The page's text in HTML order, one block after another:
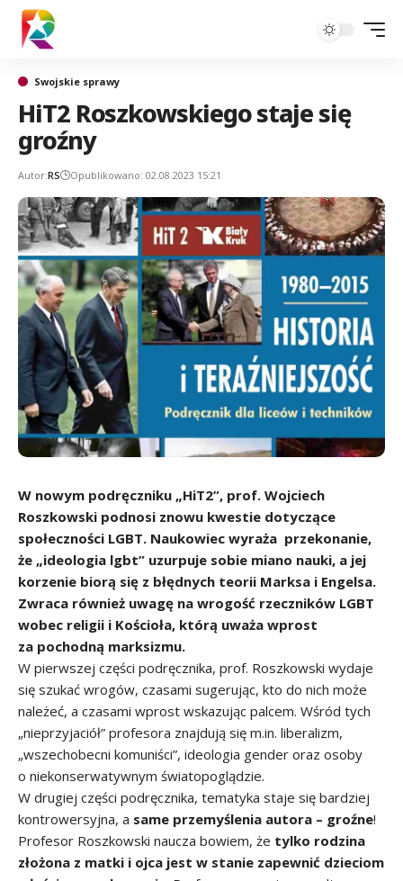
Swojskie sprawy
HiT2 Roszkowskiego staje się
groźny
Autor:RS Opublikowano: 02.08.2023 15:21
W nowym podręczniku „HiT2”, prof. Wojciech
Roszkowski podnosi znowu kwestie dotyczące
społeczności LGBT. Naukowiec wyraża przekonanie,
że „ideologia lgbt” uzurpuje sobie miano nauki, a jej
korzenie biorą się z błędnych teorii Marksa i Engelsa.
Zwraca również uwagę na wrogość rzeczników LGBT
wobec religii i Kościoła, którą uważa wprost
za pochodną marksizmu.
W pierwszej części podręcznika, prof. Roszkowski wydaje
się szukać wrogów, czasami sugerując, kto do nich może
należeć, a czasami wprost wskazując palcem. Wśród tych
„nieprzyjaciół” profesora znajdują się m.in. liberalizm,
„wszechobecni komuniści”, ideologia gender oraz osoby
o niekonserwatywnym światopoglądzie.
W drugiej części podręcznika, tematyka staje się bardziej
kontrowersyjna, a same przemyślenia autora – groźne!
Profesor Roszkowski naucza bowiem, że tylko rodzina
złożona z matki i ojca jest w stanie zapewnić dzieciom